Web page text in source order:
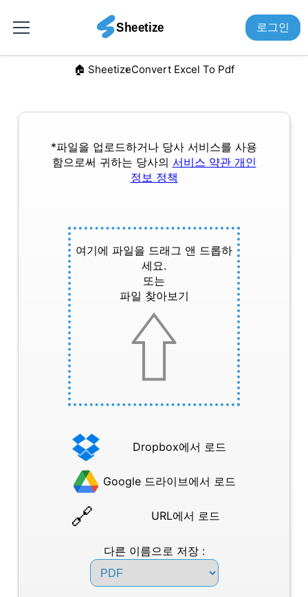
로그인
🏠︎ SheetizeConvert Excel To Pdf
*파일을 업로드하거나 당사 서비스를 사용
함으로써 귀하는 당사의 서비스 약관 개인
정보 정책
여기에 파일을 드래그 앤 드롭하
세요.
또는
파일 찾아보기
Dropbox에서 로드
Google 드라이브에서 로드
URL에서 로드
다른 이름으로 저장 :